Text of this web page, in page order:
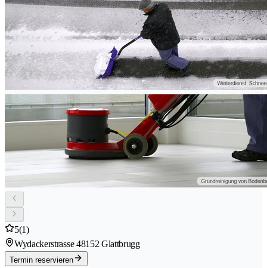
5(1)
Wydackerstrasse 48152 Glattbrugg
Termin reservieren